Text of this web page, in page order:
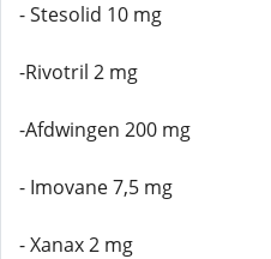
- Stesolid 10 mg
-Rivotril 2 mg
-Afdwingen 200 mg
- Imovane 7,5 mg
- Xanax 2 mg